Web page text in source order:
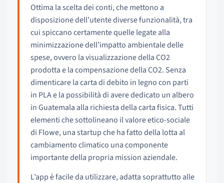
Ottima la scelta dei conti, che mettono a
disposizione dell’utente diverse funzionalità, tra
cui spiccano certamente quelle legate alla
minimizzazione dell’impatto ambientale delle
spese, ovvero la visualizzazione della CO2
prodotta e la compensazione della CO2. Senza
dimenticare la carta di debito in legno con parti
in PLA e la possibilità di avere dedicato un albero
in Guatemala alla richiesta della carta fisica. Tutti
elementi che sottolineano il valore etico-sociale
di Flowe, una startup che ha fatto della lotta al
cambiamento climatico una componente
importante della propria mission aziendale.
L’app è facile da utilizzare, adatta soprattutto alle